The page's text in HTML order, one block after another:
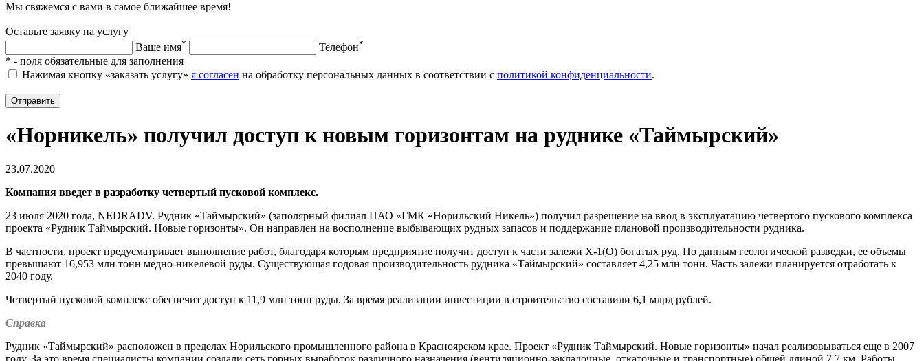
Мы свяжемся с вами в самое ближайшее время!
Оставьте заявку на услугу
Ваше имя* Телефон*
* - поля обязательные для заполнения
Нажимая кнопку «заказать услугу» я согласен на обработку персональных данных в соответствии с политикой конфиденциальности.
Отправить
«Норникель» получил доступ к новым горизонтам на руднике «Таймырский»
23.07.2020
Компания введет в разработку четвертый пусковой комплекс.
23 июля 2020 года, NEDRADV. Рудник «Таймырский» (заполярный филиал ПАО «ГМК «Норильский Никель») получил разрешение на ввод в эксплуатацию четвертого пускового комплекса
проекта «Рудник Таймырский. Новые горизонты». Он направлен на восполнение выбывающих рудных запасов и поддержание плановой производительности рудника.
В частности, проект предусматривает выполнение работ, благодаря которым предприятие получит доступ к части залежи Х-1(О) богатых руд. По данным геологической разведки, ее объемы
превышают 16,953 млн тонн медно-никелевой руды. Существующая годовая производительность рудника «Таймырский» составляет 4,25 млн тонн. Часть залежи планируется отработать к
2040 году.
Четвертый пусковой комплекс обеспечит доступ к 11,9 млн тонн руды. За время реализации инвестиции в строительство составили 6,1 млрд рублей.
Справка
Рудник «Таймырский» расположен в пределах Норильского промышленного района в Красноярском крае. Проект «Рудник Таймырский. Новые горизонты» начал реализовываться еще в 2007
году. За это время специалисты компании создали сеть горных выработок различного назначения (вентиляционно-закладочные, откаточные и транспортные) общей длиной 7,7 км. Работы